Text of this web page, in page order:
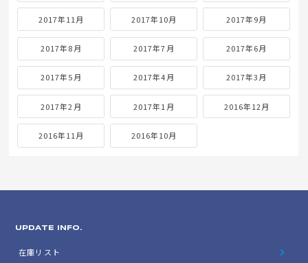
2017年11月 2017年10月 2017年9月
2017年8月 2017年7月 2017年6月
2017年5月 2017年4月 2017年3月
2017年2月 2017年1月 2016年12月
2016年11月 2016年10月
UPDATE INFO.
在庫リスト